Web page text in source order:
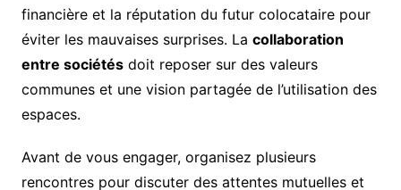
financière et la réputation du futur colocataire pour
éviter les mauvaises surprises. La collaboration
entre sociétésdoit reposer sur des valeurs
communes et une vision partagée de l’utilisation des
espaces.
Avant de vous engager, organisez plusieurs
rencontres pour discuter des attentes mutuelles et